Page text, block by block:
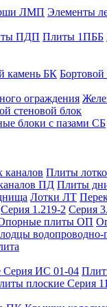
ЛМП Элементы
ПДП Плиты 1ПББ
камень БК
ограждения
стеновой блок
блоки с пазами СБ
каналов Плиты
ПД Плиты
Лотки ЛТ
Серия 1.219-2 Серия
плиты ОП
водопроводно-
Серия ИС 01-04
плоские Серия